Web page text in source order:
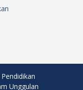
Unggulan